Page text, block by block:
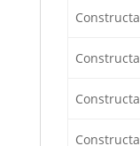
Constructa
Constructa
Constructa
Constructa